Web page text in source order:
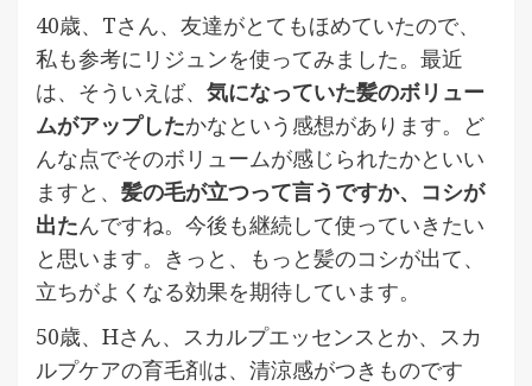
40歳、Tさん、友達がとてもほめていたので、
私も参考にリジュンを使ってみました。最近
は、そういえば、 気になっていた髪のボリュー
ムがアップしたかなという感想があります。ど
んな点でそのボリュームが感じられたかといい
ますと、 髪の毛が立つって言うですか、コシが
出たんですね。今後も継続して使っていきたい
と思います。きっと、もっと髪のコシが出て、
立ちがよくなる効果を期待しています。
50歳、Hさん、スカルプエッセンスとか、スカ
ルプケアの育毛剤は、清涼感がつきものです